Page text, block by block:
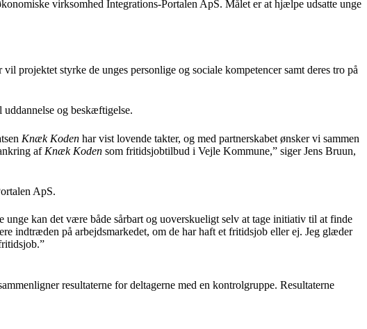
virksomhed Integrations-Portalen ApS. Målet er at hjælpe udsatte unge
projektet styrke de unges personlige og sociale kompetencer samt deres tro på
og beskæftigelse.
Knæk Koden har vist lovende takter, og med partnerskabet ønsker vi sammen
af Knæk Koden som fritidsjobtilbud i Vejle Kommune,” siger Jens Bruun,
ApS.
unge kan det være både sårbart og uoverskueligt selv at tage initiativ til at finde
indtræden på arbejdsmarkedet, om de har haft et fritidsjob eller ej. Jeg glæder
resultaterne for deltagerne med en kontrolgruppe. Resultaterne